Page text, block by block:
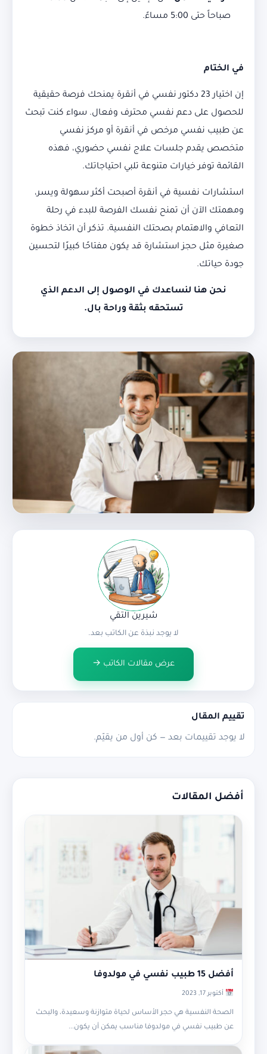
صباحاً حتى 5:00 مساءً.
في الختام
إن اختيار 23 دكتور نفسي في أنقرة يمنحك فرصة حقيقية
للحصول على دعم نفسي محترف وفعال. سواء كنت تبحث
عن طبيب نفسي مرخص في أنقرة أو مركز نفسي
متخصص يقدم جلسات علاج نفسي حضوري، فهذه
القائمة توفر خيارات متنوعة تلبي احتياجاتك.
استشارات نفسية في أنقرة أصبحت أكثر سهولة ويسر،
ومهمتك الآن أن تمنح نفسك الفرصة للبدء في رحلة
التعافي والاهتمام بصحتك النفسية. تذكر أن اتخاذ خطوة
صغيرة مثل حجز استشارة قد يكون مفتاحًا كبيرًا لتحسين
جودة حياتك.
نحن هنا لنساعدك في الوصول إلى الدعم الذي
تستحقه بثقة وراحة بال.
شيرين التقي
لا يوجد نبذة عن الكاتب بعد.
عرض مقالات الكاتب →
تقييم المقال
لا يوجد تقييمات بعد — كن أول من يقيّم.
أفضل المقالات
أفضل 15 طبيب نفسي في مولدوفا
أكتوبر 17, 2023
الصحة النفسية هي حجر الأساس لحياة متوازنة وسعيدة، والبحث
عن طبيب نفسي في مولدوفا مناسب يمكن أن يكون...